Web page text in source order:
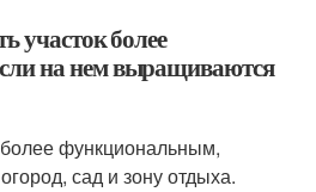
участок более
на нем выращиваются
функциональным,
сад и зону отдыха.